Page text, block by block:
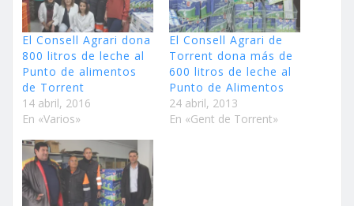
El Consell Agrari dona
800 litros de leche al
Punto de alimentos
de Torrent
14 abril, 2016
En «Varios»
El Consell Agrari de
Torrent dona más de
600 litros de leche al
Punto de Alimentos
24 abril, 2013
En «Gent de Torrent»